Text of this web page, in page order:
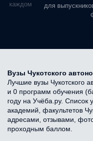
в каждом
для
Вузы Чукотского
Лучшие вузы Чукотского
и 0 программ обучения
году на Учёба.ру. Список
академий, факультетов
адресами, отзывами,
проходным баллом.